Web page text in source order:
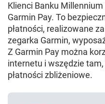
Klienci Banku
Garmin Pay. To
płatności, realizowane
zegarka Garmin,
Z Garmin Pay można
internetu i wszędzie
płatności zbliżeniowe.